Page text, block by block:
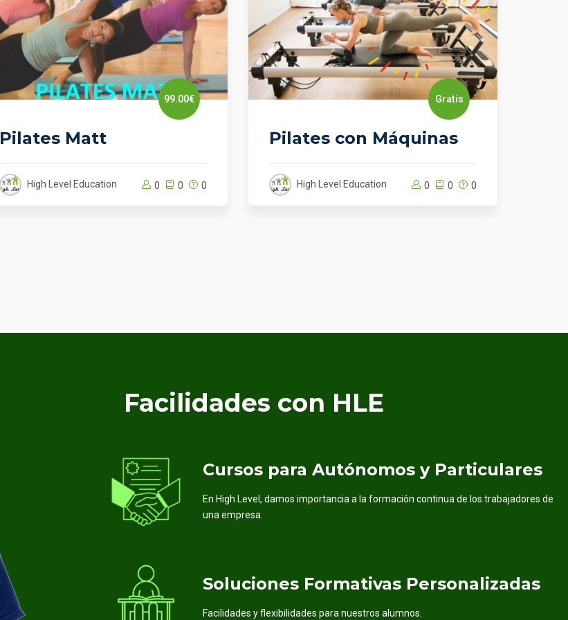
99.00€
Pilates Matt
High Level Education 0 0 0
Gratis
Pilates con Máquinas
High Level Education 0 0 0
Facilidades con HLE
Cursos para Autónomos y Particulares
En High Level, damos importancia a la formación continua de los trabajadores de
una empresa.
Soluciones Formativas Personalizadas
Facilidades y flexibilidades para nuestros alumnos.